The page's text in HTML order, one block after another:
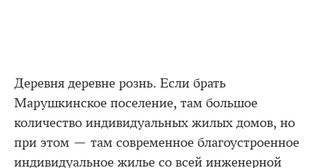
Деревня деревне рознь. Если брать
Марушкинское поселение, там большое
количество индивидуальных жилых домов, но
при этом — там современное благоустроенное
индивидуальное жилье со всей инженерной